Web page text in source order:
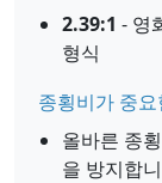
2.39:1 - 영
형식
종횡비가 중
올바른 종
을 방지합